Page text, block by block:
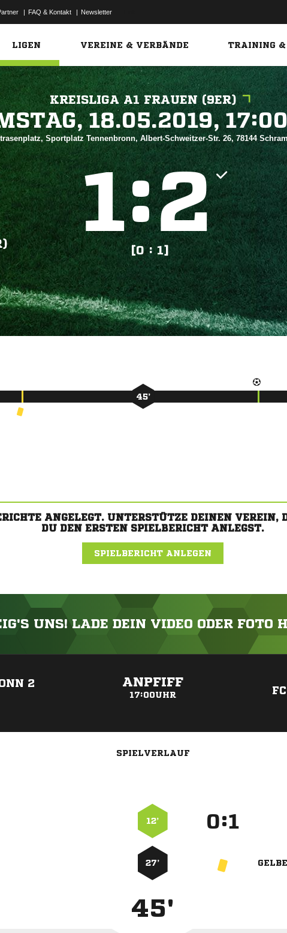
| FAQ & Kontakt | Newsletter
LIGEN VEREINE & VERBÄNDE TRAINING &
KREISLIGA A1 FRAUEN (9ER)

Sportplatz Tennenbronn, Albert-Schweitzer-Str. 26, 78144
:
[0 : 1]
45’
ANGELEGT. UNTERSTÜTZE DEINEN
DU DEN ERSTEN SPIELBERICHT ANLEGST.
SPIELBERICHT ANLEGEN
UNS! LADE DEIN VIDEO ODER FOTO
2
ANPFIFF
17:00UHR
SPIELVERLAUF
12’ :
27’
45'